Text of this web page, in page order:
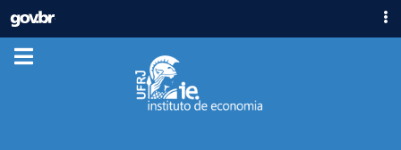
GOVBR
ACESSO À INFORMAÇÃO